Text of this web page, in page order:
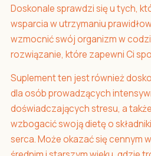
Doskonale sprawdzi się u tych,
wsparcia w utrzymaniu
wzmocnić swój organizm w
rozwiązanie, które zapewni Ci
Suplement ten jest również
dla osób prowadzących
doświadczających stresu, a
wzbogacić swoją dietę o
serca. Może okazać się cennym